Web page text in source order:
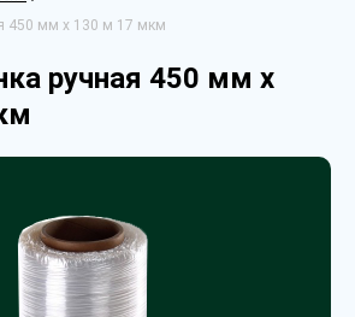
450 мм х 130 м 17 мкм
ручная 450 мм х